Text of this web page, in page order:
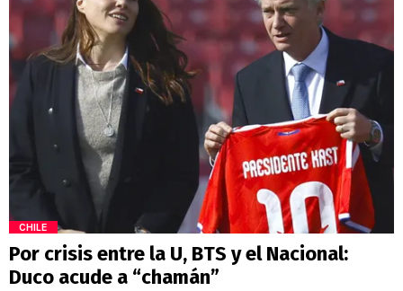
CHILE
Por crisis entre la U, BTS y el Nacional:
Duco acude a “chamán”